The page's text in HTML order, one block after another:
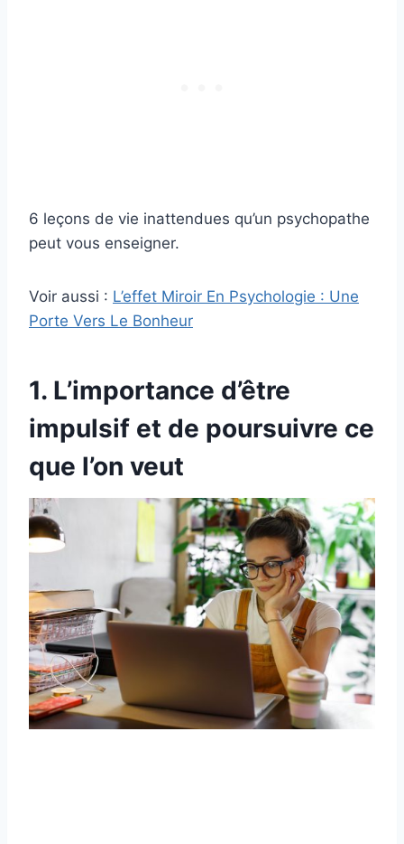
6 leçons de vie inattendues qu’un psychopathe
peut vous enseigner.
Voir aussi : L’effet Miroir En Psychologie : Une
Porte Vers Le Bonheur
1. L’importance d’être
impulsif et de poursuivre ce
que l’on veut